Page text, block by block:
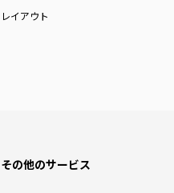
レイアウト
その他のサービス